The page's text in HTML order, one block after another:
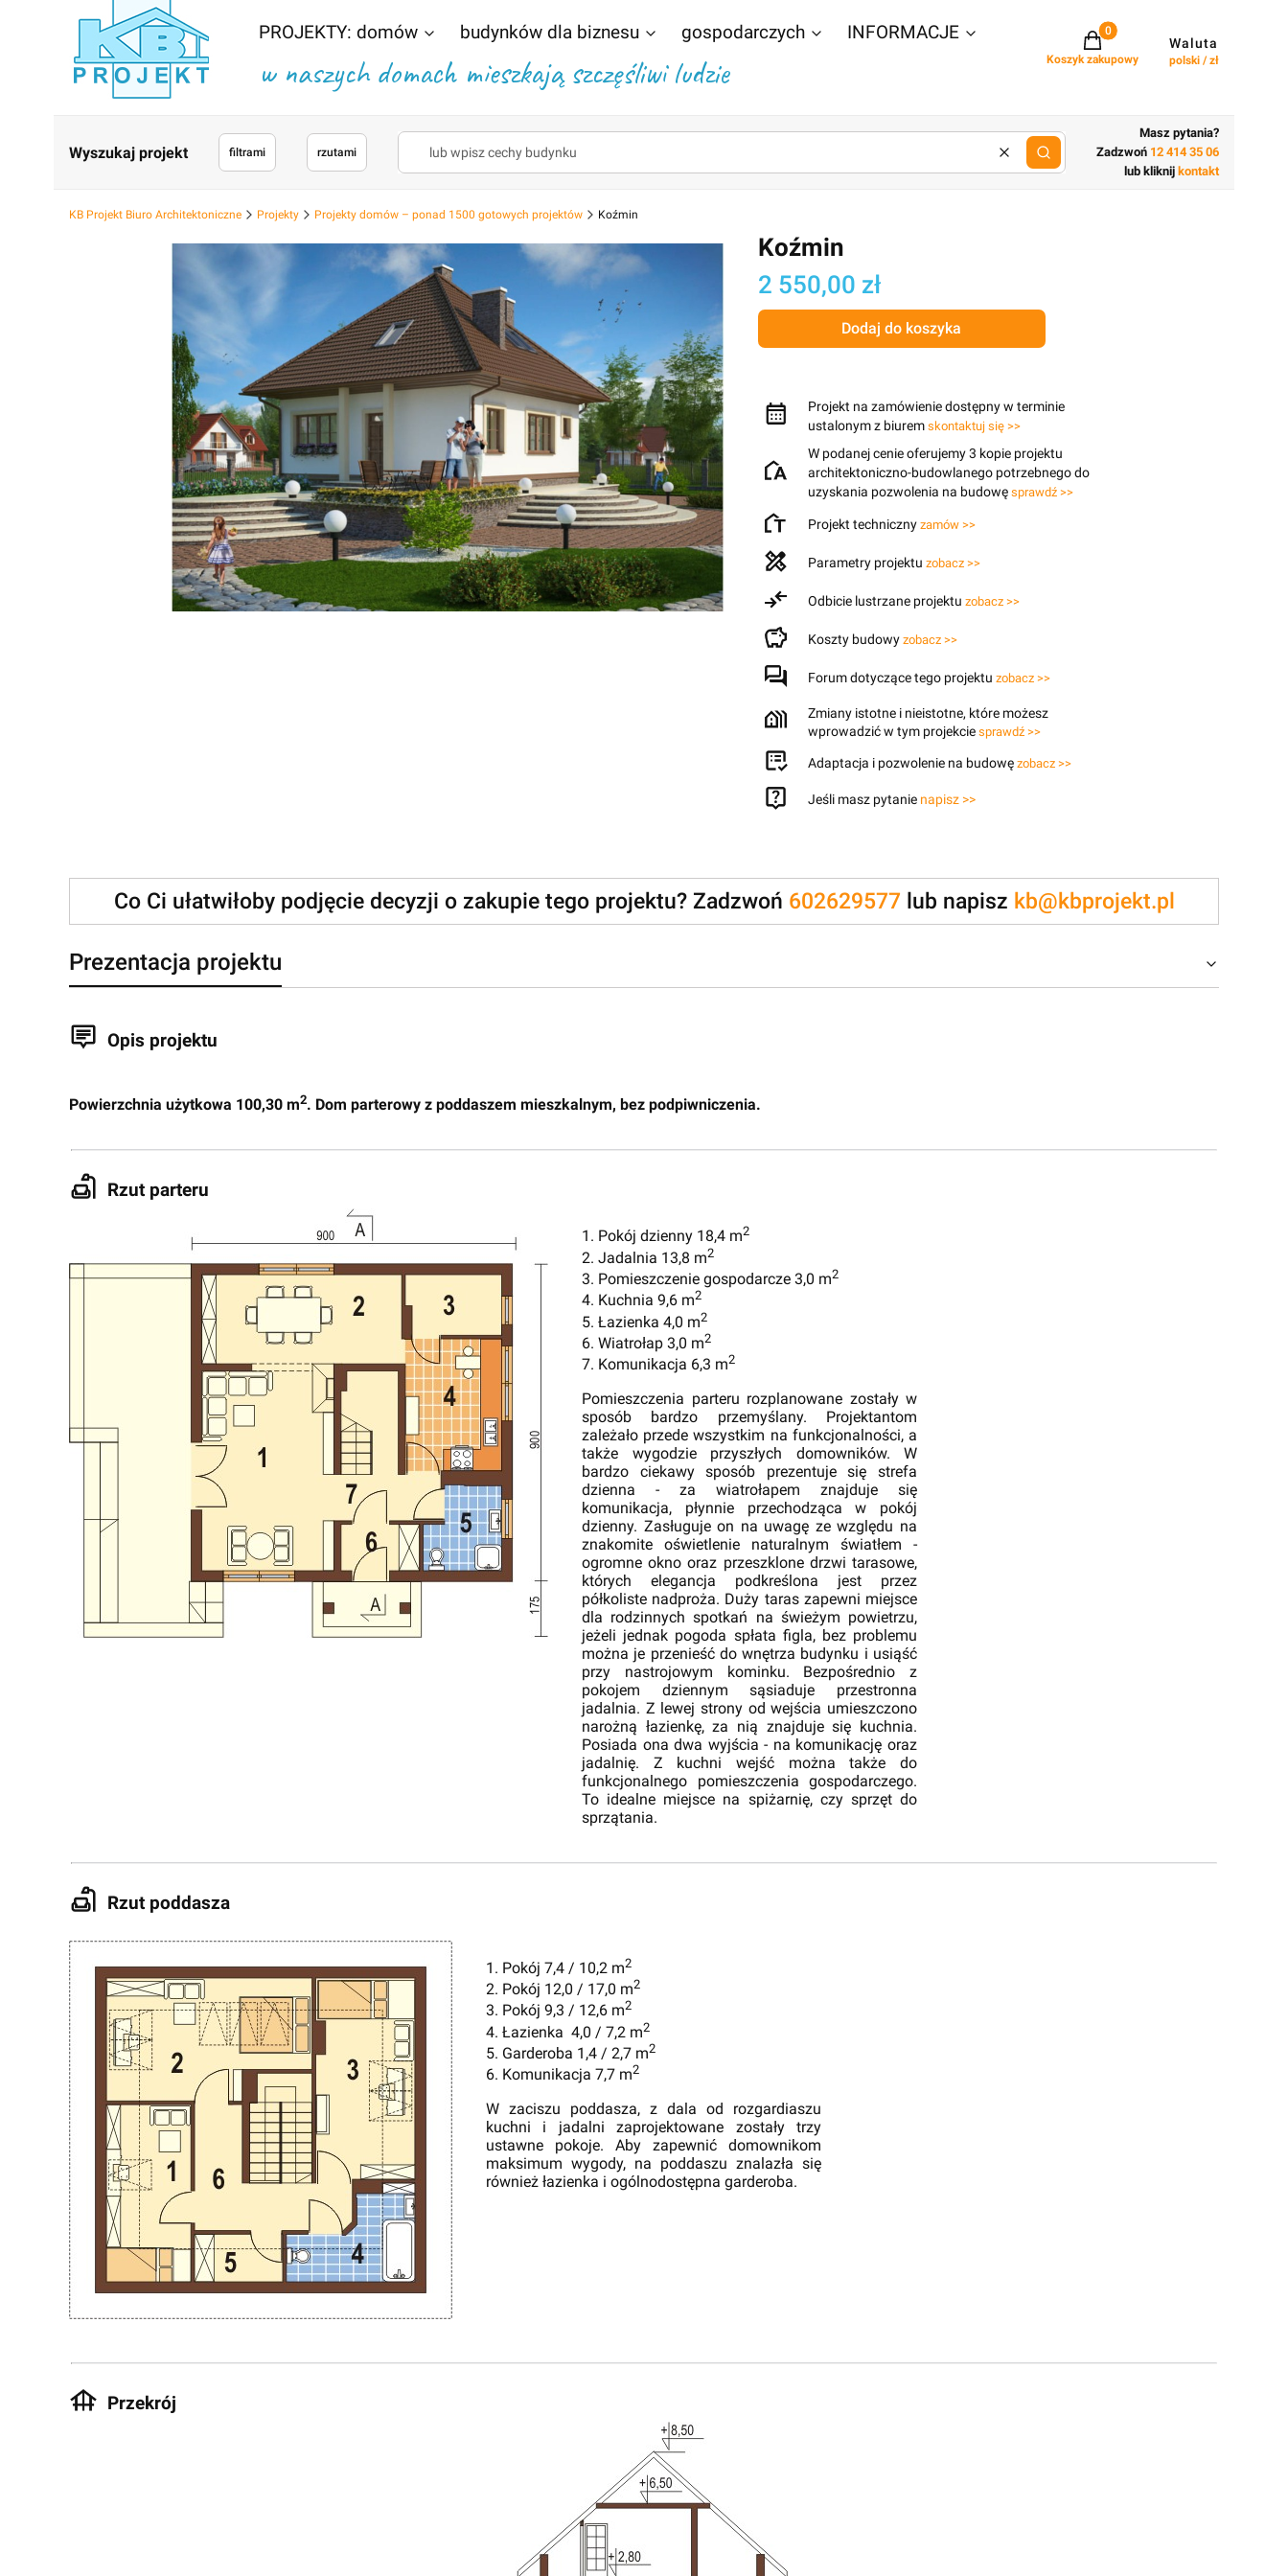
PROJEKTY: domów budynków dla biznesu gospodarczych INFORMACJE
w naszych domach mieszkają szczęśliwi ludzie
Projekty w koszyku: 0. Zobacz
Koszyk zakupowy
Waluta
polski / zł
Wyszukaj projekt filtrami rzutami
Wyczyśćlub wpisz cechy budynku
Masz pytania?
Zadzwoń 12 414 35 06
lub kliknij kontakt
KB Projekt Biuro Architektoniczne Projekty Projekty domów – ponad 1500 gotowych projektów Koźmin
Koźmin
Cena
2 550,00 zł
Dodaj do koszyka
Projekt na zamówienie dostępny w terminie
ustalonym z biurem skontaktuj się >>
W podanej cenie oferujemy 3 kopie projektu
architektoniczno-budowlanego potrzebnego do
uzyskania pozwolenia na budowę sprawdź >>
Projekt techniczny zamów >>
Parametry projektu zobacz >>
Odbicie lustrzane projektu zobacz >>
Koszty budowy zobacz >>
Forum dotyczące tego projektu zobacz >>
Zmiany istotne i nieistotne, które możesz
wprowadzić w tym projekcie sprawdź >>
Adaptacja i pozwolenie na budowę zobacz >>
Jeśli masz pytanie napisz >>
Co Ci ułatwiłoby podjęcie decyzji o zakupie tego projektu? Zadzwoń 602629577lub napisz kb@kbprojekt.pl
Prezentacja projektu
Opis projektu
Powierzchnia użytkowa 100,30 m2. Dom parterowy z poddaszem mieszkalnym, bez podpiwniczenia.
Rzut parteru
1. Pokój dzienny 18,4 m2
2. Jadalnia 13,8 m2
3. Pomieszczenie gospodarcze 3,0 m2
4. Kuchnia 9,6 m2
5. Łazienka 4,0 m2
6. Wiatrołap 3,0 m2
7. Komunikacja 6,3 m2
Pomieszczenia parteru rozplanowane zostały w
sposób bardzo przemyślany. Projektantom
zależało przede wszystkim na funkcjonalności, a
także wygodzie przyszłych domowników. W
bardzo ciekawy sposób prezentuje się strefa
dzienna - za wiatrołapem znajduje się
komunikacja, płynnie przechodząca w pokój
dzienny. Zasługuje on na uwagę ze względu na
znakomite oświetlenie naturalnym światłem -
ogromne okno oraz przeszklone drzwi tarasowe,
których elegancja podkreślona jest przez
półkoliste nadproża. Duży taras zapewni miejsce
dla rodzinnych spotkań na świeżym powietrzu,
jeżeli jednak pogoda spłata figla, bez problemu
można je przenieść do wnętrza budynku i usiąść
przy nastrojowym kominku. Bezpośrednio z
pokojem dziennym sąsiaduje przestronna
jadalnia. Z lewej strony od wejścia umieszczono
narożną łazienkę, za nią znajduje się kuchnia.
Posiada ona dwa wyjścia - na komunikację oraz
jadalnię. Z kuchni wejść można także do
funkcjonalnego pomieszczenia gospodarczego.
To idealne miejsce na spiżarnię, czy sprzęt do
sprzątania.
Rzut poddasza
1. Pokój 7,4 / 10,2 m2
2. Pokój 12,0 / 17,0 m2
3. Pokój 9,3 / 12,6 m2
4. Łazienka 4,0 / 7,2 m2
5. Garderoba 1,4 / 2,7 m2
6. Komunikacja 7,7 m2
W zaciszu poddasza, z dala od rozgardiaszu
kuchni i jadalni zaprojektowane zostały trzy
ustawne pokoje. Aby zapewnić domownikom
maksimum wygody, na poddaszu znalazła się
również łazienka i ogólnodostępna garderoba.
Przekrój